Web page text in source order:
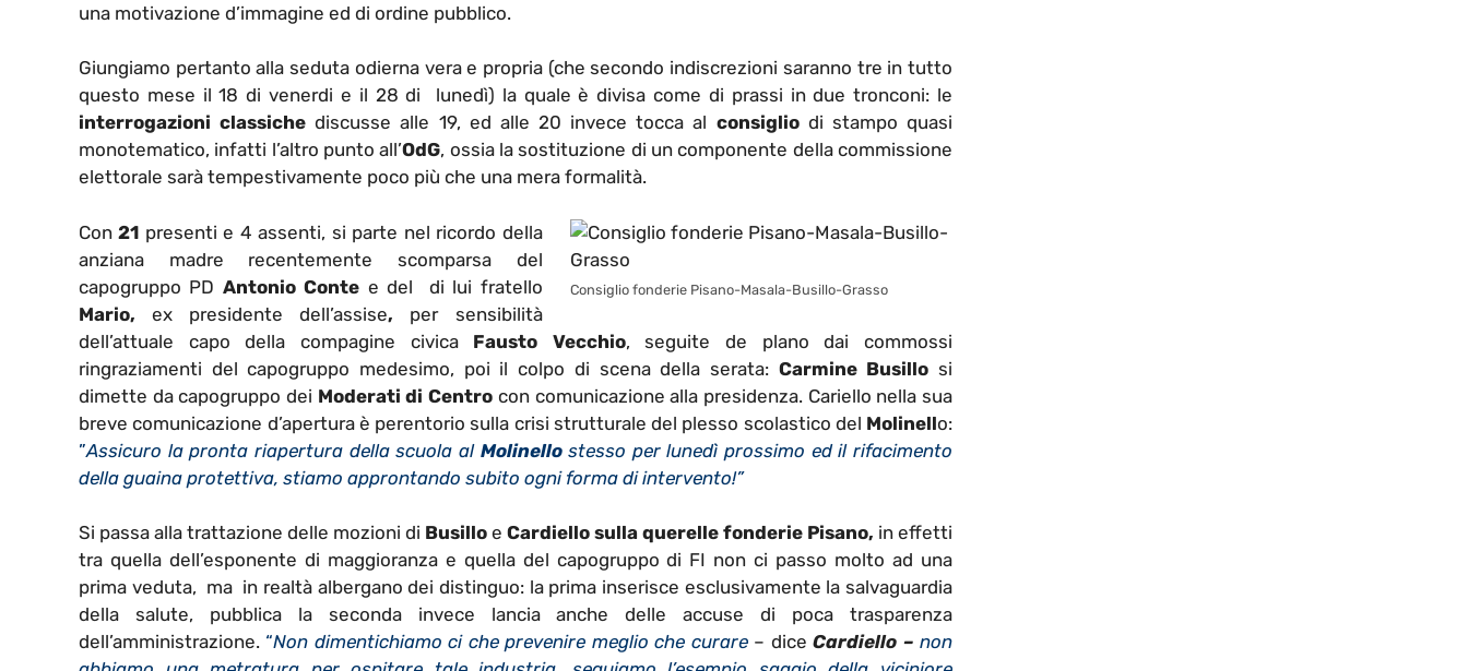
una motivazione d’immagine ed di ordine pubblico.
Giungiamo pertanto alla seduta odierna vera e propria (che secondo indiscrezioni saranno tre in tutto
questo mese il 18 di venerdi e il 28 di lunedì) la quale è divisa come di prassi in due tronconi: le
interrogazioni classichediscusse alle 19, ed alle 20 invece tocca al consigliodi stampo quasi
monotematico, infatti l’altro punto all’OdG, ossia la sostituzione di un componente della commissione
elettorale sarà tempestivamente poco più che una mera formalità.
Consiglio fonderie Pisano-Masala-Busillo-Grasso
Con 21 presenti e 4 assenti, si parte nel ricordo della
anziana madre recentemente scomparsa del
capogruppo PD Antonio Conte e del di lui fratello
Mario,ex presidente dell’assise, per sensibilità
dell’attuale capo della compagine civica Fausto Vecchio, seguite de plano dai commossi
ringraziamenti del capogruppo medesimo, poi il colpo di scena della serata: Carmine Busillo si
dimette da capogruppo dei Moderati di Centro con comunicazione alla presidenza. Cariello nella sua
breve comunicazione d’apertura è perentorio sulla crisi strutturale del plesso scolastico del Molinello:
”Assicuro la pronta riapertura della scuola al Molinellostesso per lunedì prossimo ed il rifacimento
della guaina protettiva, stiamo approntando subito ogni forma di intervento!”
Si passa alla trattazione delle mozioni di Busillo e Cardiello sulla querelle fonderie Pisano, in effetti
tra quella dell’esponente di maggioranza e quella del capogruppo di FI non ci passo molto ad una
prima veduta, ma in realtà albergano dei distinguo: la prima inserisce esclusivamente la salvaguardia
della salute, pubblica la seconda invece lancia anche delle accuse di poca trasparenza
dell’amministrazione. “Non dimentichiamo ci che prevenire meglio che curare – diceCardiello –non